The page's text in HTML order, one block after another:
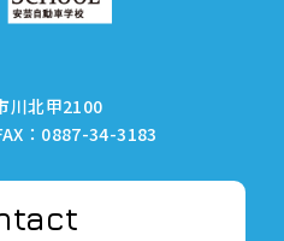
川北甲2100
：0887-34-3183